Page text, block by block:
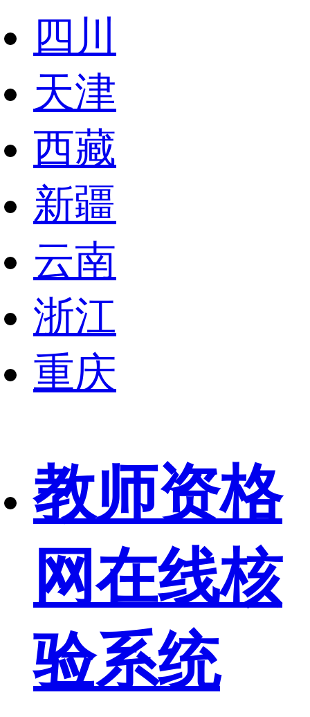
四川
天津
西藏
新疆
云南
浙江
重庆
教师资格
网在线核
验系统